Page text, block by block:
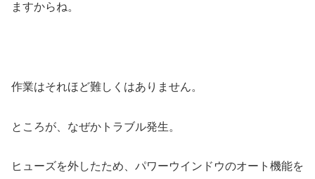
ますからね。
作業はそれほど難しくはありません。
ところが、なぜかトラブル発生。
ヒューズを外したため、パワーウインドウのオート機能を